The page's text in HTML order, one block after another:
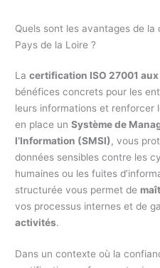
Quels sont les avantages de
Pays de la Loire ?
Lacertification ISO 27001 aux
bénéfices concrets pour les
leurs informations et renforcer
en place unSystème de
l’Information (SMSI), vous
données sensibles contre les
humaines ou les fuites
structurée vous permet de
vos processus internes et de
activités.
Dans un contexte où la